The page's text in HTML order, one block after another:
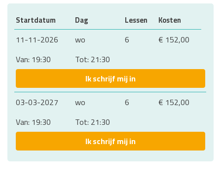
Startdatum Dag Lessen Kosten
11-11-2026 wo 6
€ 152,00
Van: 19:30
Tot: 21:30
Ik schrijf mij in
03-03-2027
wo 6
€ 152,00
Van: 19:30
Tot: 21:30
Ik schrijf mij in